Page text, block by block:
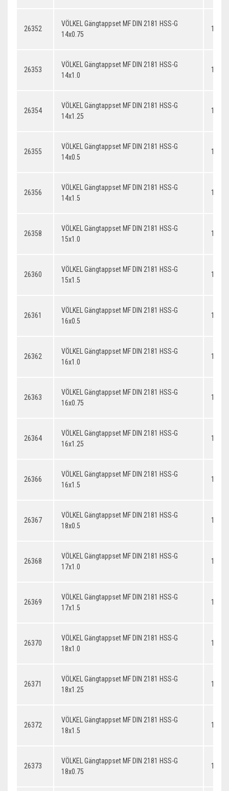
26352
VÖLKEL Gängtappset MF DIN 2181 HSS-G
14x0.75
26353
VÖLKEL Gängtappset MF DIN 2181 HSS-G
14x1.0
26354
VÖLKEL Gängtappset MF DIN 2181 HSS-G
14x1.25
26355
VÖLKEL Gängtappset MF DIN 2181 HSS-G
14x0.5
26356
VÖLKEL Gängtappset MF DIN 2181 HSS-G
14x1.5
26358
VÖLKEL Gängtappset MF DIN 2181 HSS-G
15x1.0
26360
VÖLKEL Gängtappset MF DIN 2181 HSS-G
15x1.5
26361
VÖLKEL Gängtappset MF DIN 2181 HSS-G
16x0.5
26362
VÖLKEL Gängtappset MF DIN 2181 HSS-G
16x1.0
26363
VÖLKEL Gängtappset MF DIN 2181 HSS-G
16x0.75
26364
VÖLKEL Gängtappset MF DIN 2181 HSS-G
16x1.25
26366
VÖLKEL Gängtappset MF DIN 2181 HSS-G
16x1.5
26367
VÖLKEL Gängtappset MF DIN 2181 HSS-G
18x0.5
26368
VÖLKEL Gängtappset MF DIN 2181 HSS-G
17x1.0
26369
VÖLKEL Gängtappset MF DIN 2181 HSS-G
17x1.5
26370
VÖLKEL Gängtappset MF DIN 2181 HSS-G
18x1.0
26371
VÖLKEL Gängtappset MF DIN 2181 HSS-G
18x1.25
26372
VÖLKEL Gängtappset MF DIN 2181 HSS-G
18x1.5
26373
VÖLKEL Gängtappset MF DIN 2181 HSS-G
18x0.75